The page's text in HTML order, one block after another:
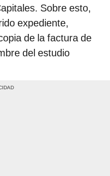
Sobre esto,
expediente,
de la factura de
del estudio